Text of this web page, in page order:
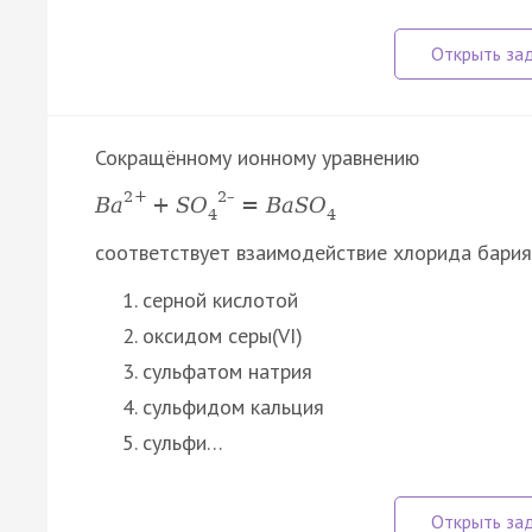
Сокращённому ионному уравнению
Ba2 + + SO4
2– = BaSO4
соответствует взаимодействие хлорида
серной кислотой
оксидом серы(VI)
сульфатом натрия
сульфидом кальция
сульфи…